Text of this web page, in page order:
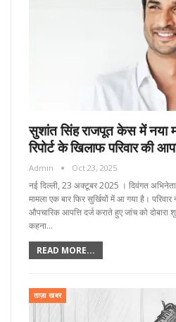
सुशांत सिंह राजपूत केस में नया
रिपोर्ट के खिलाफ परिवार की
Admin Oct 23, 2025
नई दिल्ली, 23 अक्टूबर 2025 । दिवंगत
मामला एक बार फिर सुर्खियों में आ गया है।
औपचारिक आपत्ति दर्ज कराते हुए जांच को
कहना…
READ MORE...
ताज़ा खबर